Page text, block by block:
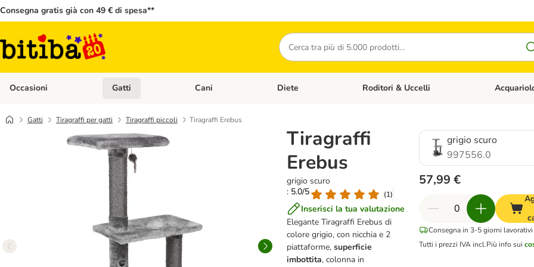
Consegna gratis già con 49 € di spesa**
Cerca
Occasioni Apri Menù Categoria: Occasioni
Gatti Apri Menù Categoria: Gatti
Cani Apri Menù Categoria: Cani
Diete Apri Menù Categoria: Diete
Roditori & Uccelli Apri Menù
Gatti Tiragraffi per gatti Tiragraffi piccoli Tiragraffi Erebus
Tiragraffi
Erebus
grigio scuro
: 5.0/5
(1)
Inserisci la tua valutazione
Elegante Tiragraffi Erebus di
colore grigio, con nicchia e 2
piattaforme,superficie
imbottita, colonna in
grigio scuro
997556.0
57,99 €
Consegna in 3-5 giorni lavorativi
Tutti i prezzi IVA incl.Più info sui